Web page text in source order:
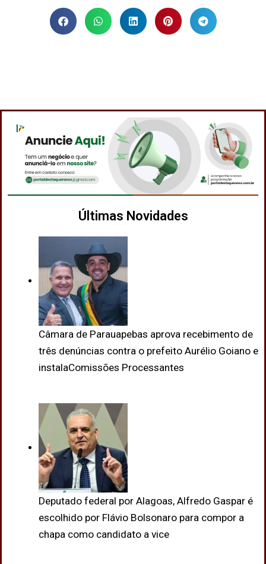
Últimas Novidades
Câmara de Parauapebas aprova recebimento de
três denúncias contra o prefeito Aurélio Goiano e
instalaComissões Processantes
Deputado federal por Alagoas, Alfredo Gaspar é
escolhido por Flávio Bolsonaro para compor a
chapa como candidato a vice